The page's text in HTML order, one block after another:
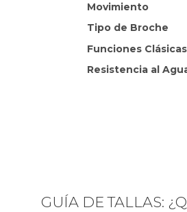
Movimiento
Tipo de Broche
Funciones Clásicas
Resistencia al
GUÍA DE TALLAS: